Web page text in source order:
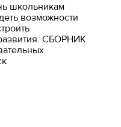
школьникам
возможности
СБОРНИК